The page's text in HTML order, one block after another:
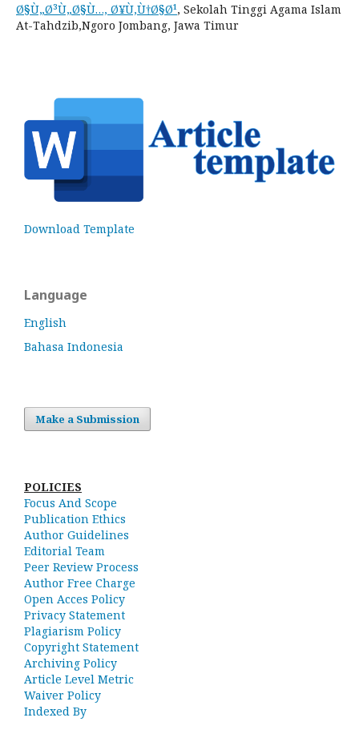
Ø§Ù„Ø³Ù„Ø§Ù…, Ø¥Ù‚Ù†Ø§Ø¹, Sekolah Tinggi Agama Islam
At-Tahdzib,Ngoro Jombang, Jawa Timur
Download Template
Language
English
Bahasa Indonesia
Make a Submission
POLICIES
Focus And Scope
Publication Ethics
Author Guidelines
Editorial Team
Peer Review Process
Author Free Charge
Open Acces Policy
Privacy Statement
Plagiarism Policy
Copyright Statement
Archiving Policy
Article Level Metric
Waiver Policy
Indexed By